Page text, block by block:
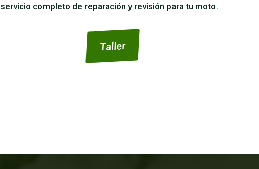
servicio completo de reparación y revisión para tu moto.
Taller